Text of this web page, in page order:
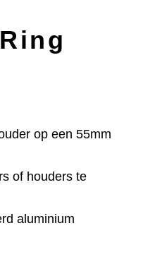
op een 55mm
of houders te
aluminium